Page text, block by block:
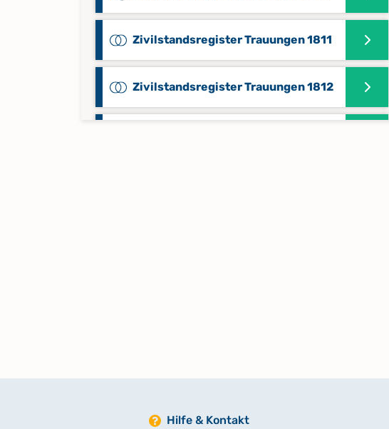
Zivilstandsregister Trauungen 1811
Zivilstandsregister Trauungen 1812
Hilfe & Kontakt